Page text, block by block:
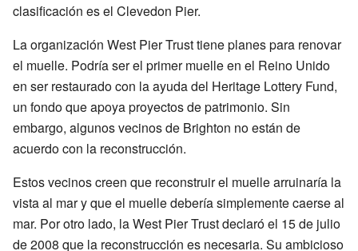
clasificación es el Clevedon Pier.
La organización West Pier Trust tiene planes para renovar
el muelle. Podría ser el primer muelle en el Reino Unido
en ser restaurado con la ayuda del Heritage Lottery Fund,
un fondo que apoya proyectos de patrimonio. Sin
embargo, algunos vecinos de Brighton no están de
acuerdo con la reconstrucción.
Estos vecinos creen que reconstruir el muelle arruinaría la
vista al mar y que el muelle debería simplemente caerse al
mar. Por otro lado, la West Pier Trust declaró el 15 de julio
de 2008 que la reconstrucción es necesaria. Su ambicioso